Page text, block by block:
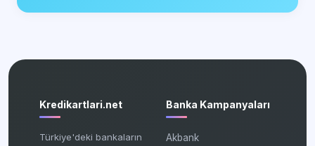
Kredikartlari.net
Türkiye'deki bankaların
Banka Kampanyaları
Akbank